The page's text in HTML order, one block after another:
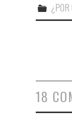
¿POR
18